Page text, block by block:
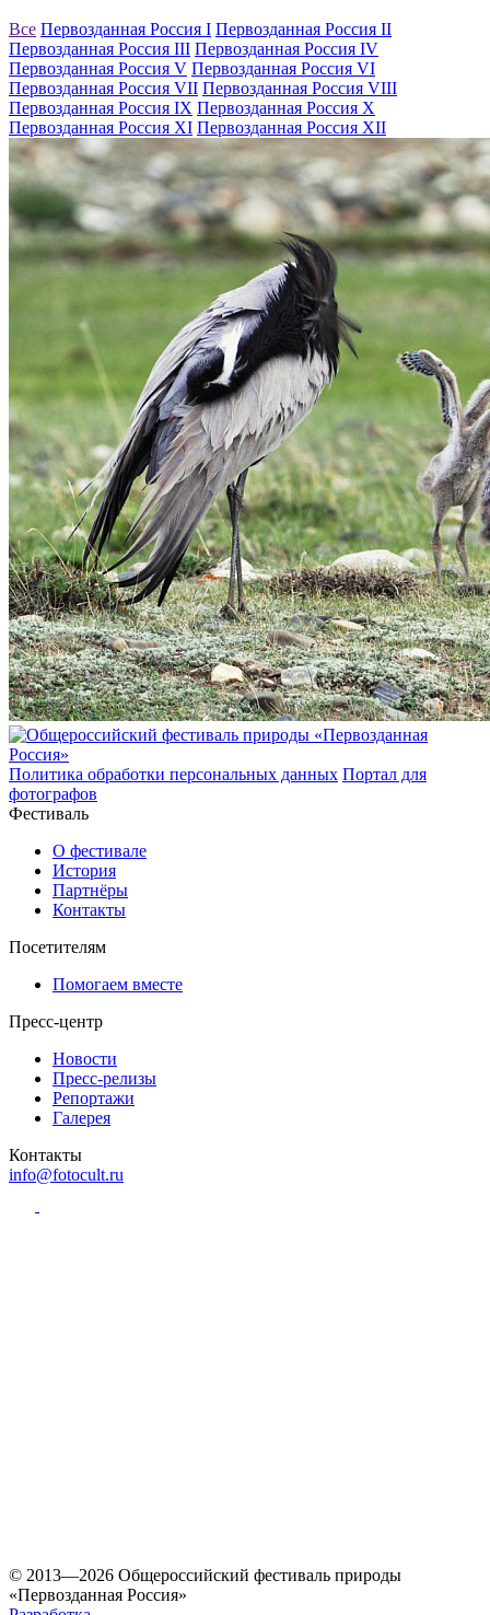
Все Первозданная Россия I Первозданная Россия II
Первозданная Россия III Первозданная Россия IV
Первозданная Россия V Первозданная Россия VI
Первозданная Россия VII Первозданная Россия VIII
Первозданная Россия IX Первозданная Россия X
Первозданная Россия XI Первозданная Россия XII
Политика обработки персональных данных Портал для
фотографов
Фестиваль
О фестивале
История
Партнёры
Контакты
Посетителям
Помогаем вместе
Пресс-центр
Новости
Пресс-релизы
Репортажи
Галерея
Контакты
info@fotocult.ru
© 2013—2026 Общероссийский фестиваль природы
«Первозданная Россия»